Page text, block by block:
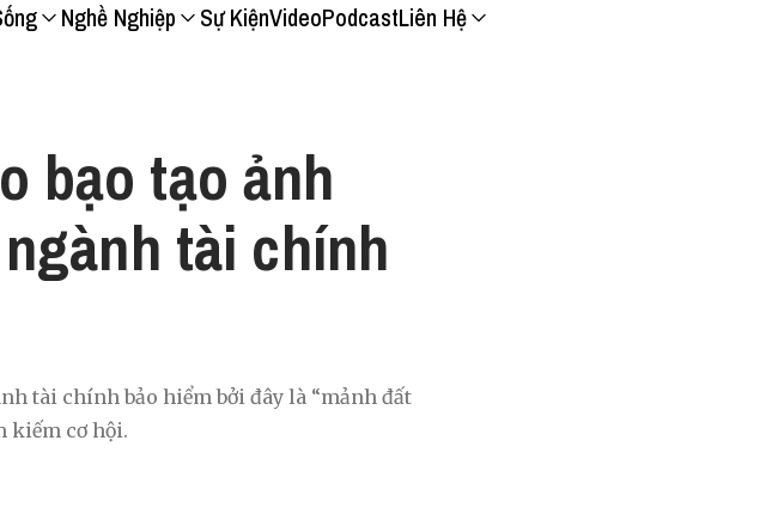
Nghề Nghiệp Sự KiệnVideoPodcastLiên Hệ
bạo tạo ảnh
tài chính
tài chính bảo hiểm bởi đây là “mảnh đất
kiếm cơ hội.